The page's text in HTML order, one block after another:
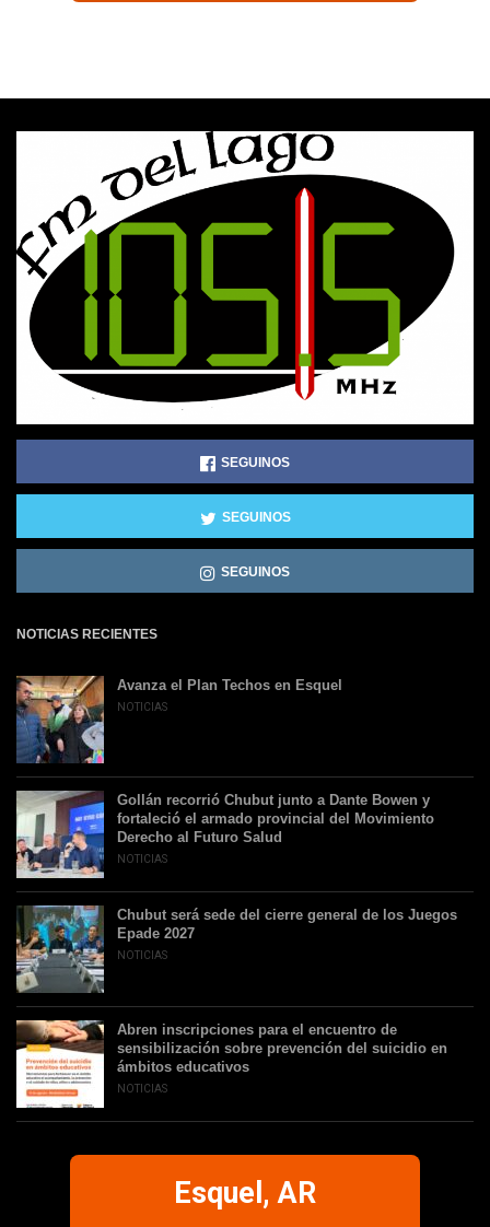
SEGUINOS
SEGUINOS
SEGUINOS
NOTICIAS RECIENTES
Avanza el Plan Techos en Esquel
NOTICIAS
Gollán recorrió Chubut junto a Dante Bowen y
fortaleció el armado provincial del Movimiento
Derecho al Futuro Salud
NOTICIAS
Chubut será sede del cierre general de los Juegos
Epade 2027
NOTICIAS
Abren inscripciones para el encuentro de
sensibilización sobre prevención del suicidio en
ámbitos educativos
NOTICIAS
Esquel, AR